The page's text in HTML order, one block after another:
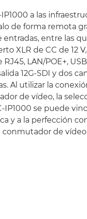
IP1000 a las
de forma remota
entradas, entre las
XLR de CC de 12
LAN/POE+,
12G-SDI y dos
Al utilizar la
de vídeo, la
IP1000 se puede
y a la perfección
conmutador de